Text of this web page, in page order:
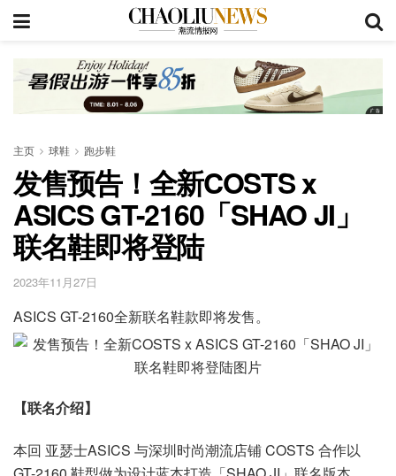
主页 球鞋 跑步鞋
发售预告！全新COSTS x
ASICS GT-2160「SHAO JI」
联名鞋即将登陆
2023年11月27日
ASICS GT-2160全新联名鞋款即将发售。
【联名介绍】
本回 亚瑟士ASICS 与深圳时尚潮流店铺 COSTS 合作以